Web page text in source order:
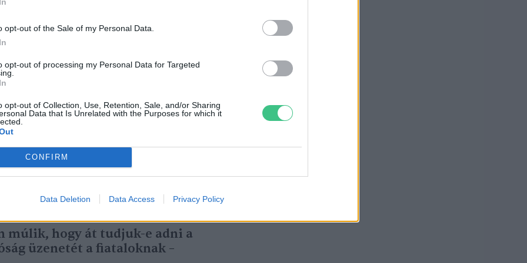
opt-out of the Sale of my Personal Data.
opt-out of processing my Personal Data for Targeted
opt-out of Collection, Use, Retention, Sale, and/or Sharing
Data that Is Unrelated with the Purposes for which it
CONFIRM
Data Deletion Data Access Privacy Policy
fenntarthatósági, környezetvédelmi
Mindegyik témakörhöz tartozik
a foglalkozások interaktívvá
is tartalmaz. Utóbbiak arra is
elmerülhessenek az adott
aZöldForGOvagy az Öko Napló).
múlik, hogy át tudjuk-e adni a
üzenetét a fiataloknak –